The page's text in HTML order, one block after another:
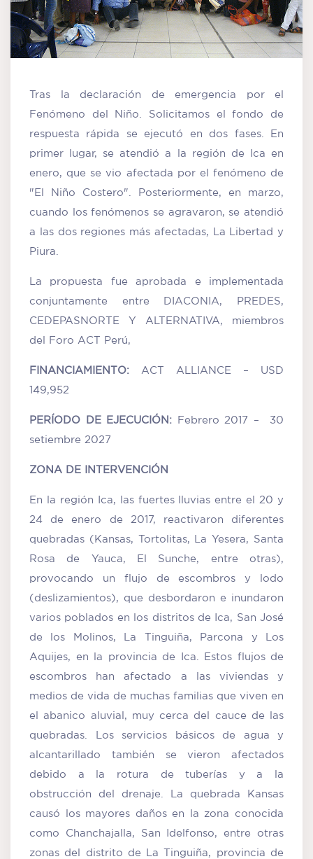
Tras la declaración de emergencia por el
Fenómeno del Niño. Solicitamos el fondo de
respuesta rápida se ejecutó en dos fases. En
primer lugar, se atendió a la región de Ica en
enero, que se vio afectada por el fenómeno de
"El Niño Costero". Posteriormente, en marzo,
cuando los fenómenos se agravaron, se atendió
a las dos regiones más afectadas, La Libertad y
Piura.
La propuesta fue aprobada e implementada
conjuntamente entre DIACONIA, PREDES,
CEDEPASNORTE Y ALTERNATIVA, miembros
del Foro ACT Perú,
FINANCIAMIENTO: ACT ALLIANCE – USD
149,952
PERÍODO DE EJECUCIÓN: Febrero 2017 – 30
setiembre 2027
ZONA DE INTERVENCIÓN
En la región Ica, las fuertes lluvias entre el 20 y
24 de enero de 2017, reactivaron diferentes
quebradas (Kansas, Tortolitas, La Yesera, Santa
Rosa de Yauca, El Sunche, entre otras),
provocando un flujo de escombros y lodo
(deslizamientos), que desbordaron e inundaron
varios poblados en los distritos de Ica, San José
de los Molinos, La Tinguiña, Parcona y Los
Aquijes, en la provincia de Ica. Estos flujos de
escombros han afectado a las viviendas y
medios de vida de muchas familias que viven en
el abanico aluvial, muy cerca del cauce de las
quebradas. Los servicios básicos de agua y
alcantarillado también se vieron afectados
debido a la rotura de tuberías y a la
obstrucción del drenaje. La quebrada Kansas
causó los mayores daños en la zona conocida
como Chanchajalla, San Idelfonso, entre otras
zonas del distrito de La Tinguiña, provincia de